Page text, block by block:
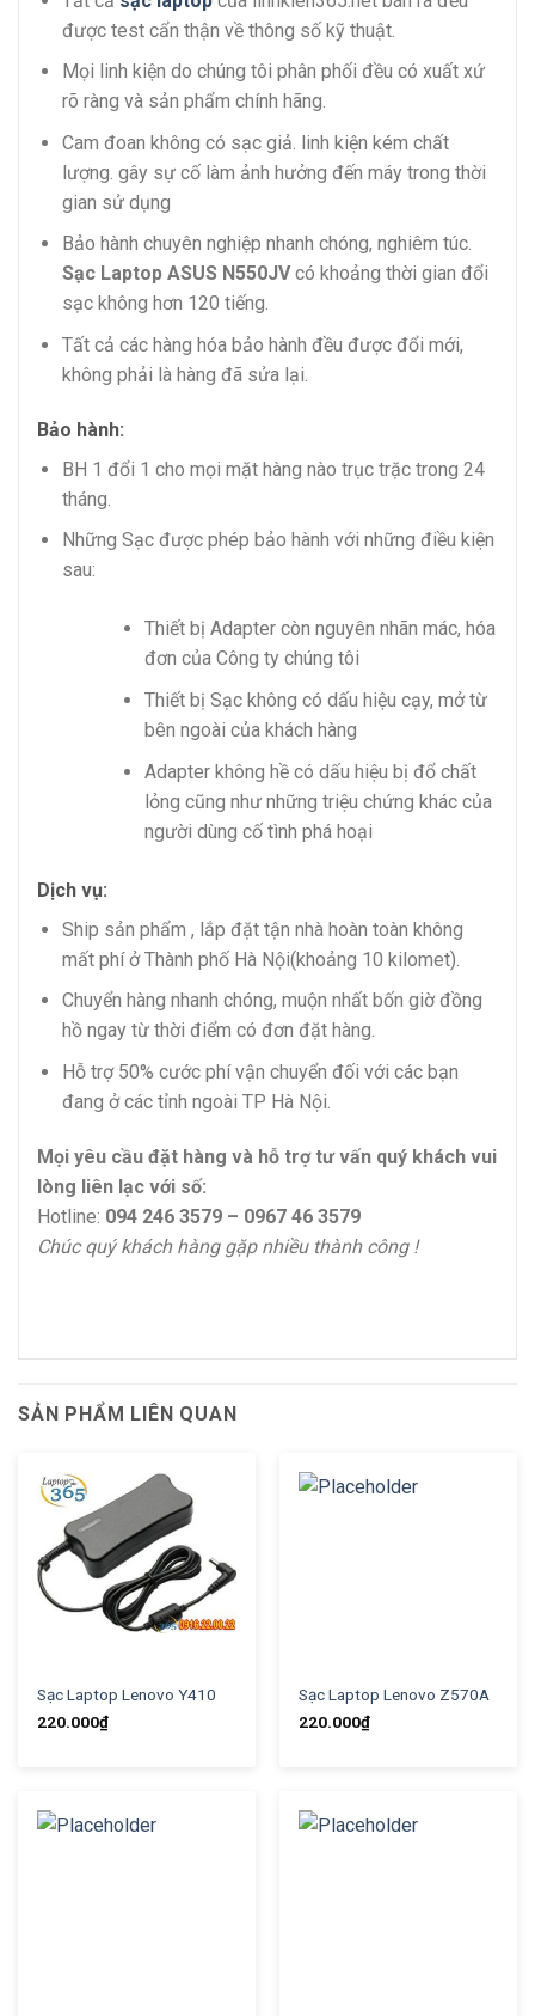
được test cẩn thận về thông số kỹ thuật.
Mọi linh kiện do chúng tôi phân phối đều có xuất xứ
rõ ràng và sản phẩm chính hãng.
Cam đoan không có sạc giả. linh kiện kém chất
lượng. gây sự cố làm ảnh hưởng đến máy trong thời
gian sử dụng
Bảo hành chuyên nghiệp nhanh chóng, nghiêm túc.
Sạc Laptop ASUS N550JVcó khoảng thời gian đổi
sạc không hơn 120 tiếng.
Tất cả các hàng hóa bảo hành đều được đổi mới,
không phải là hàng đã sửa lại.
Bảo hành:
BH 1 đổi 1 cho mọi mặt hàng nào trục trặc trong 24
tháng.
Những Sạc được phép bảo hành với những điều kiện
sau:
Thiết bị Adapter còn nguyên nhãn mác, hóa
đơn của Công ty chúng tôi
Thiết bị Sạc không có dấu hiệu cạy, mở từ
bên ngoài của khách hàng
Adapter không hề có dấu hiệu bị đổ chất
lỏng cũng như những triệu chứng khác của
người dùng cố tình phá hoại
Dịch vụ:
Ship sản phẩm , lắp đặt tận nhà hoàn toàn không
mất phí ở Thành phố Hà Nội(khoảng 10 kilomet).
Chuyển hàng nhanh chóng, muộn nhất bốn giờ đồng
hồ ngay từ thời điểm có đơn đặt hàng.
Hỗ trợ 50% cước phí vận chuyển đối với các bạn
đang ở các tỉnh ngoài TP Hà Nội.
Mọi yêu cầu đặt hàng và hỗ trợ tư vấn quý khách vui
lòng liên lạc với số:
Hotline: 094 246 3579 – 0967 46 3579
Chúc quý khách hàng gặp nhiều thành công !
SẢN PHẨM LIÊN QUAN
Sạc Laptop Lenovo Y410
220.000₫
Sạc Laptop Lenovo Z570A
220.000₫